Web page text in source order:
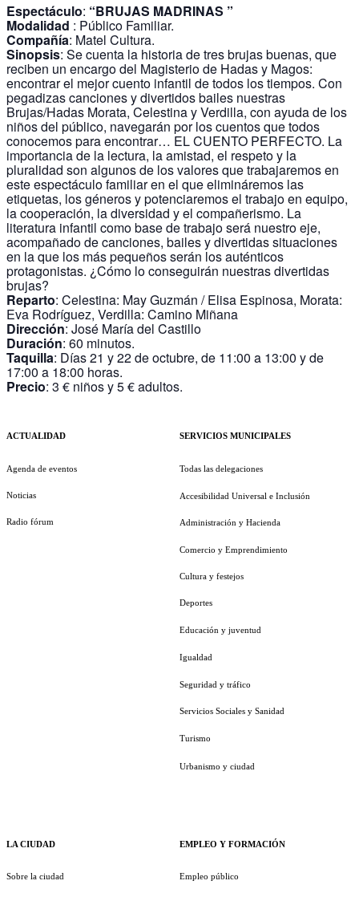
Espectáculo: “BRUJAS MADRINAS ”
Modalidad : Público Familiar.
Compañía: Matel Cultura.
Sinopsis: Se cuenta la historia de tres brujas buenas, que
reciben un encargo del Magisterio de Hadas y Magos:
encontrar el mejor cuento infantil de todos los tiempos. Con
pegadizas canciones y divertidos bailes nuestras
Brujas/Hadas Morata, Celestina y Verdilla, con ayuda de los
niños del público, navegarán por los cuentos que todos
conocemos para encontrar… EL CUENTO PERFECTO. La
importancia de la lectura, la amistad, el respeto y la
pluralidad son algunos de los valores que trabajaremos en
este espectáculo familiar en el que elimináremos las
etiquetas, los géneros y potenciaremos el trabajo en equipo,
la cooperación, la diversidad y el compañerismo. La
literatura infantil como base de trabajo será nuestro eje,
acompañado de canciones, bailes y divertidas situaciones
en la que los más pequeños serán los auténticos
protagonistas. ¿Cómo lo conseguirán nuestras divertidas
brujas?
Reparto: Celestina: May Guzmán / Elisa Espinosa, Morata:
Eva Rodríguez, Verdilla: Camino Miñana
Dirección: José María del Castillo
Duración: 60 minutos.
Taquilla: Días 21 y 22 de octubre, de 11:00 a 13:00 y de
17:00 a 18:00 horas.
Precio: 3 € niños y 5 € adultos.
ACTUALIDAD
Agenda de eventos
Noticias
Radio fórum
LA CIUDAD
Sobre la ciudad
SERVICIOS MUNICIPALES
Todas las delegaciones
Accesibilidad Universal e Inclusión
Administración y Hacienda
Comercio y Emprendimiento
Cultura y festejos
Deportes
Educación y juventud
Igualdad
Seguridad y tráfico
Servicios Sociales y Sanidad
Turismo
Urbanismo y ciudad
EMPLEO Y FORMACIÓN
Empleo público